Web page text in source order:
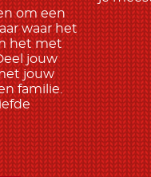
om een
waar het
het met
jouw
jouw
familie.